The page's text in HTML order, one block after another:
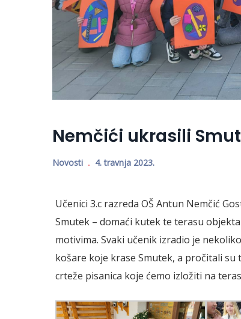
Nemčići ukrasili
Novosti 4. travnja 2023.
Učenici 3.c razreda OŠ Antun Nemčić
Smutek – domaći kutek te terasu
motivima. Svaki učenik izradio je
košare koje krase Smutek, a pročitali
crteže pisanica koje ćemo izložiti na